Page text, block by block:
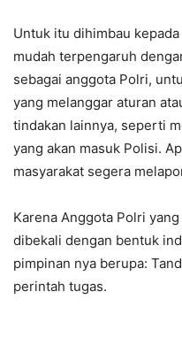
Untuk itu dihimbau
mudah terpengaruh
sebagai anggota Polri,
yang melanggar aturan
tindakan lainnya, seperti
yang akan masuk Polisi.
masyarakat segera
Karena Anggota Polri
dibekali dengan bentuk
pimpinan nya berupa:
perintah tugas.